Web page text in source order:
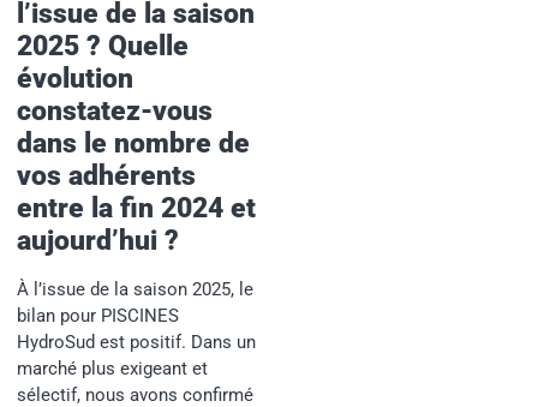
l’issue de la saison
2025 ? Quelle
évolution
constatez-vous
dans le nombre de
vos adhérents
entre la fin 2024 et
aujourd’hui ?
À l’issue de la saison 2025, le
bilan pour PISCINES
HydroSud est positif. Dans un
marché plus exigeant et
sélectif, nous avons confirmé